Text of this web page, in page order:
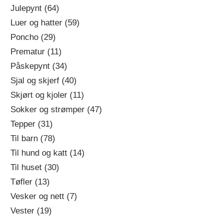
Julepynt (64)
Luer og hatter (59)
Poncho (29)
Prematur (11)
Påskepynt (34)
Sjal og skjerf (40)
Skjørt og kjoler (11)
Sokker og strømper (47)
Tepper (31)
Til barn (78)
Til hund og katt (14)
Til huset (30)
Tøfler (13)
Vesker og nett (7)
Vester (19)